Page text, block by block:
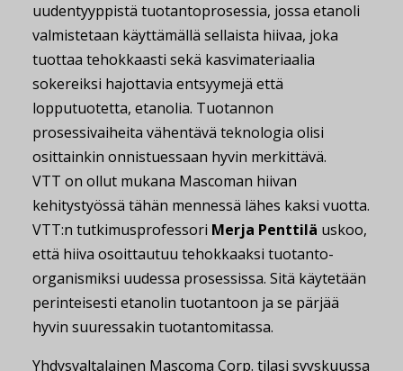
uudentyyppistä tuotantoprosessia, jossa etanoli
valmistetaan käyttämällä sellaista hiivaa, joka
tuottaa tehokkaasti sekä kasvimateriaalia
sokereiksi hajottavia entsyymejä että
lopputuotetta, etanolia. Tuotannon
prosessivaiheita vähentävä teknologia olisi
osittainkin onnistuessaan hyvin merkittävä.
VTT on ollut mukana Mascoman hiivan
kehitystyössä tähän mennessä lähes kaksi vuotta.
VTT:n tutkimusprofessori Merja Penttilä uskoo,
että hiiva osoittautuu tehokkaaksi tuotanto-
organismiksi uudessa prosessissa. Sitä käytetään
perinteisesti etanolin tuotantoon ja se pärjää
hyvin suuressakin tuotantomitassa.
Yhdysvaltalainen Mascoma Corp. tilasi syyskuussa